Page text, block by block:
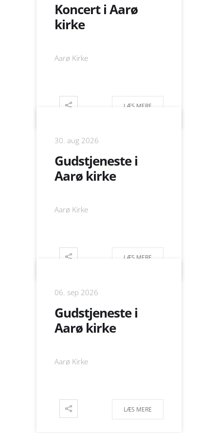
Koncert i Aarø
kirke
Aarø Kirke
LÆS MERE
30. aug 2026
Gudstjeneste i
Aarø kirke
Aarø Kirke
LÆS MERE
06. sep 2026
Gudstjeneste i
Aarø kirke
Aarø Kirke
LÆS MERE